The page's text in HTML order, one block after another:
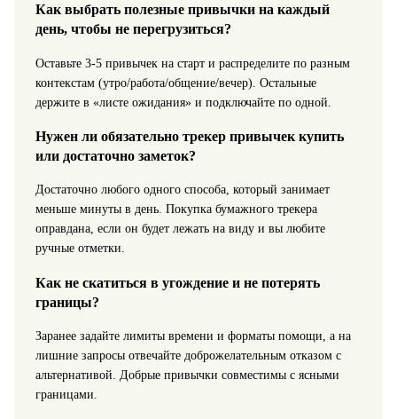
Как выбрать полезные привычки на каждый
день, чтобы не перегрузиться?
Оставьте 3-5 привычек на старт и распределите по разным
контекстам (утро/работа/общение/вечер). Остальные
держите в «листе ожидания» и подключайте по одной.
Нужен ли обязательно трекер привычек купить
или достаточно заметок?
Достаточно любого одного способа, который занимает
меньше минуты в день. Покупка бумажного трекера
оправдана, если он будет лежать на виду и вы любите
ручные отметки.
Как не скатиться в угождение и не потерять
границы?
Заранее задайте лимиты времени и форматы помощи, а на
лишние запросы отвечайте доброжелательным отказом с
альтернативой. Добрые привычки совместимы с ясными
границами.